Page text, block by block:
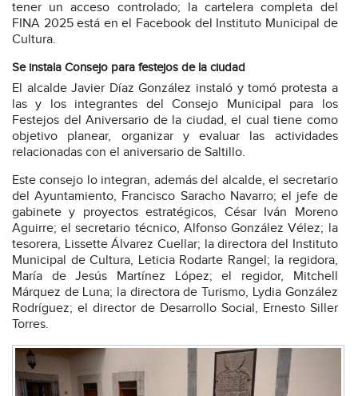
tener un acceso controlado; la cartelera completa del
FINA 2025 está en el Facebook del Instituto Municipal de
Cultura.
Se instala Consejo para festejos de la ciudad
El alcalde Javier Díaz González instaló y tomó protesta a
las y los integrantes del Consejo Municipal para los
Festejos del Aniversario de la ciudad, el cual tiene como
objetivo planear, organizar y evaluar las actividades
relacionadas con el aniversario de Saltillo.
Este consejo lo integran, además del alcalde, el secretario
del Ayuntamiento, Francisco Saracho Navarro; el jefe de
gabinete y proyectos estratégicos, César Iván Moreno
Aguirre; el secretario técnico, Alfonso González Vélez; la
tesorera, Lissette Álvarez Cuellar; la directora del Instituto
Municipal de Cultura, Leticia Rodarte Rangel; la regidora,
María de Jesús Martínez López; el regidor, Mitchell
Márquez de Luna; la directora de Turismo, Lydia González
Rodríguez; el director de Desarrollo Social, Ernesto Siller
Torres.